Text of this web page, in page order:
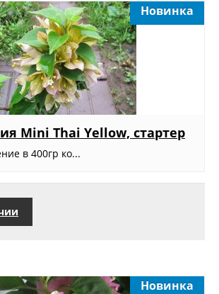
Новинка
Mini Thai Yellow, стартер
в 400гр ко...
Новинка